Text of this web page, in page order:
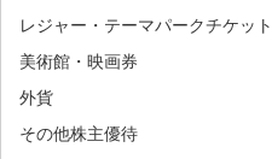
レジャー・テーマパークチケット
美術館・映画券
外貨
その他株主優待